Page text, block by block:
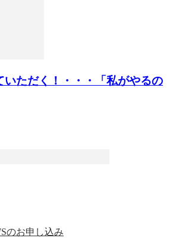
ただく！・・・「私がやるの
のお申し込み